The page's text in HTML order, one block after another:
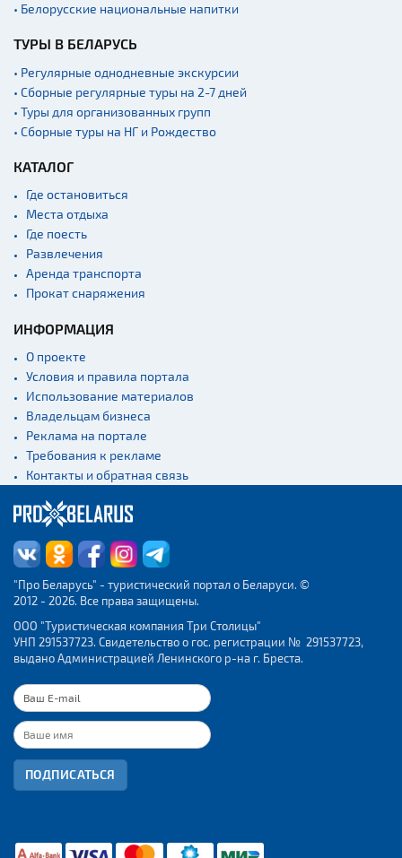
• Белорусские национальные напитки
ТУРЫ В БЕЛАРУСЬ
• Регулярные однодневные экскурсии
• Сборные регулярные туры на 2-7 дней
• Туры для организованных групп
• Сборные туры на НГ и Рождество
КАТАЛОГ
Где остановиться
Места отдыха
Где поесть
Развлечения
Аренда транспорта
Прокат снаряжения
ИНФОРМАЦИЯ
О проекте
Условия и правила портала
Использование материалов
Владельцам бизнеса
Реклама на портале
Требования к рекламе
Контакты и обратная связь
"Про Беларусь" - туристический портал о Беларуси. ©
2012 - 2026. Все права защищены.
ООО "Туристическая компания Три Столицы"
УНП 291537723. Свидетельство о гос. регистрации № 291537723,
выдано Администрацией Ленинского р-на г. Бреста.
ПОДПИСАТЬСЯ